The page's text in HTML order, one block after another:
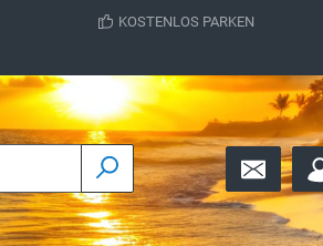
KOSTENLOS PARKEN